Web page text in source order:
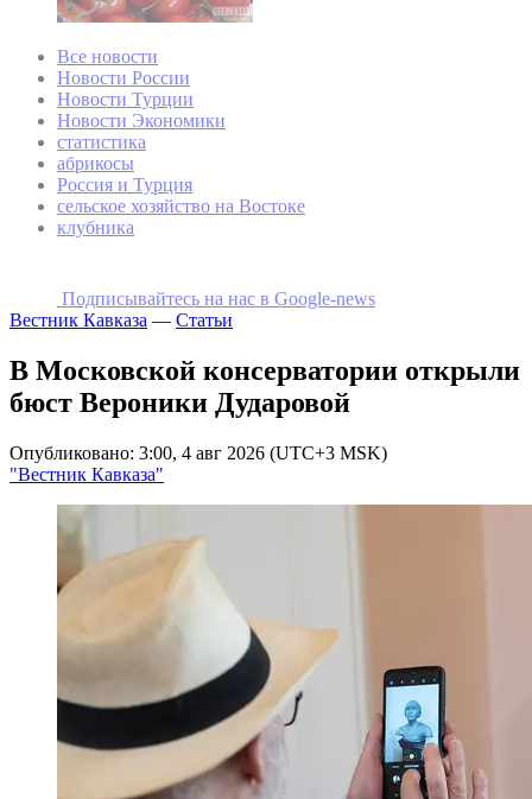
Все новости
Новости России
Новости Турции
Новости Экономики
статистика
абрикосы
Россия и Турция
сельское хозяйство на Востоке
клубника
Подписывайтесь на наc в Google-news
Вестник Кавказа — Статьи
В Московской консерватории открыли
бюст Вероники Дударовой
Опубликовано: 3:00, 4 авг 2026 (UTC+3 MSK)
"Вестник Кавказа"